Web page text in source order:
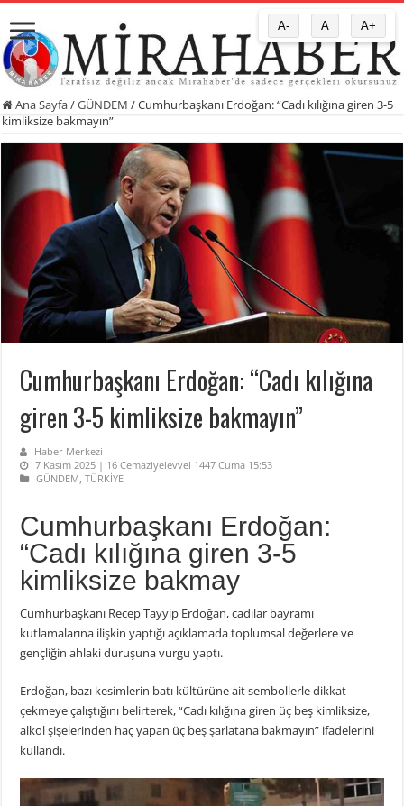
Ana Sayfa/GÜNDEM /Cumhurbaşkanı Erdoğan: “Cadı kılığına giren 3-5
kimliksize bakmayın”
Cumhurbaşkanı Erdoğan: “Cadı kılığına
giren 3-5 kimliksize bakmayın”
Haber Merkezi
7 Kasım 2025 | 16 Cemaziyelevvel 1447 Cuma 15:53
GÜNDEM,TÜRKİYE
Cumhurbaşkanı Erdoğan:
“Cadı kılığına giren 3-5
kimliksize bakmay
Cumhurbaşkanı Recep Tayyip Erdoğan, cadılar bayramı
kutlamalarına ilişkin yaptığı açıklamada toplumsal değerlere ve
gençliğin ahlaki duruşuna vurgu yaptı.
Erdoğan, bazı kesimlerin batı kültürüne ait sembollerle dikkat
çekmeye çalıştığını belirterek, “Cadı kılığına giren üç beş kimliksize,
alkol şişelerinden haç yapan üç beş şarlatana bakmayın” ifadelerini
kullandı.
A- A A+